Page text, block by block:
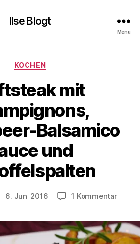
Ilse Blogt
Menü
Kategorien
KOCHEN
mit
Balsamico
und
6. Juni 2016 1 Kommentarzu